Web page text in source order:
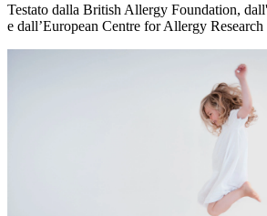
Testato dalla British Allergy Foundation,
e dall’European Centre for Allergy